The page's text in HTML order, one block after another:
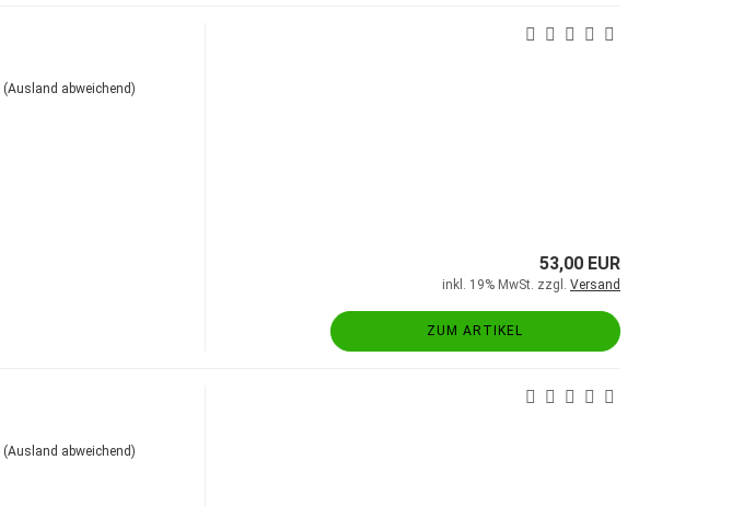
(Ausland abweichend)
53,00 EUR
inkl. 19% MwSt. zzgl. Versand
ZUM ARTIKEL
(Ausland abweichend)